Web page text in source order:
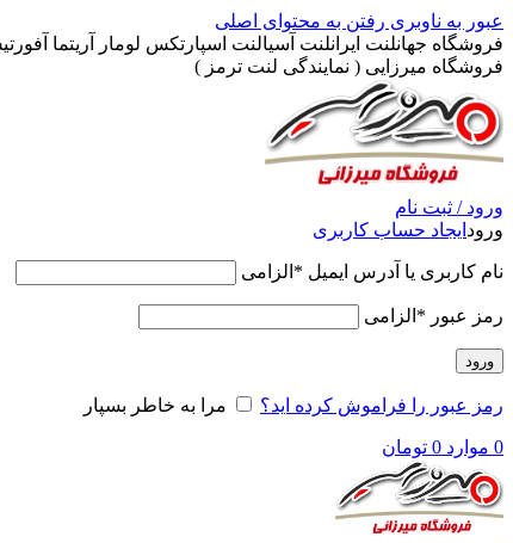
عبور به ناوبری رفتن به محتوای اصلی
فروشگاه جهانلنت ایرانلنت آسیالنت اسپارتکس لومار آریتما
فروشگاه میرزایی ( نمایندگی لنت ترمز )
ورود / ثبت نام
ورود ایجاد حساب کاربری
نام کاربری یا آدرس ایمیل * الزامی
رمز عبور * الزامی
ورود
رمز عبور را فراموش کرده اید؟ مرا به خاطر بسپار
0 موارد 0 تومان